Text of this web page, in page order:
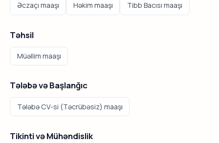
Əczaçı maaşı Həkim maaşı Tibb Bacısı maaşı
Təhsil
Müəllim maaşı
Tələbə və Başlanğıc
Tələbə CV-si (Təcrübəsiz) maaşı
Tikinti və Mühəndislik